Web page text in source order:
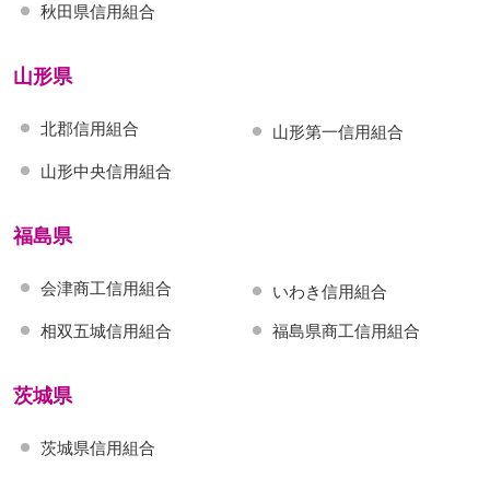
秋田県信用組合
山形県
北郡信用組合 山形第一信用組合
山形中央信用組合
福島県
会津商工信用組合 いわき信用組合
相双五城信用組合 福島県商工信用組合
茨城県
茨城県信用組合